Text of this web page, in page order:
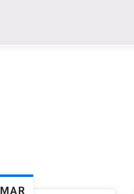
MAR